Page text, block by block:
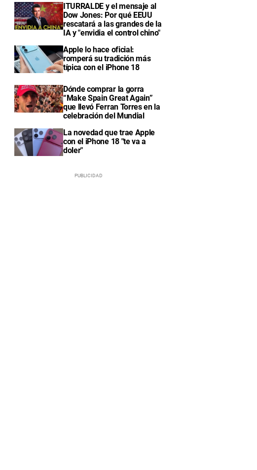
ITURRALDE y el mensaje al
Dow Jones: Por qué EEUU
rescatará a las grandes de la
IA y "envidia el control chino"
Apple lo hace oficial:
romperá su tradición más
típica con el iPhone 18
Dónde comprar la gorra
“Make Spain Great Again”
que llevó Ferran Torres en la
celebración del Mundial
La novedad que trae Apple
con el iPhone 18 "te va a
doler"